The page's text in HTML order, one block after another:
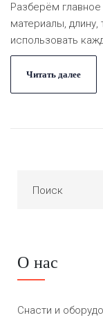
Разберём главное
материалы, длину,
использовать
Читать далее
О нас
Снасти и